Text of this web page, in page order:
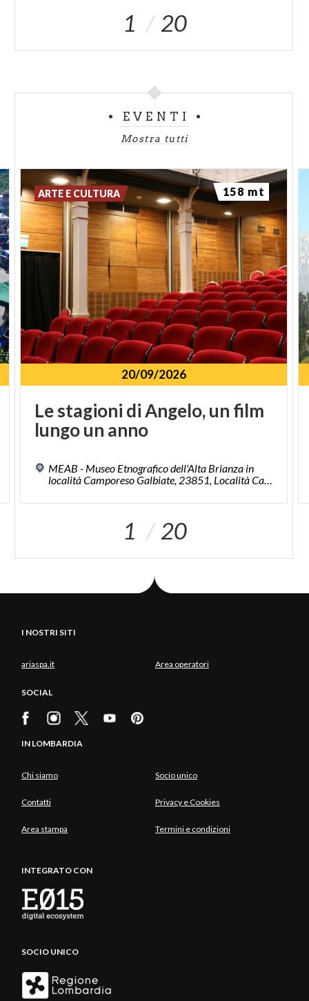
1 20
EVENTI
Mostra tutti
20/09/2026
Lestagioni diAngelo,un film
lungoun anno
MEAB - Museo Etnografico dell'Alta Brianza in
località Camporeso Galbiate, 23851, Località Camporese
ARTE E CULTURA 158 mt
1 20
I NOSTRI SITI
ariaspa.it Area operatori
SOCIAL
IN LOMBARDIA
Chi siamo Socio unico
Contatti Privacy e Cookies
Area stampa Termini e condizioni
INTEGRATO CON
SOCIO UNICO